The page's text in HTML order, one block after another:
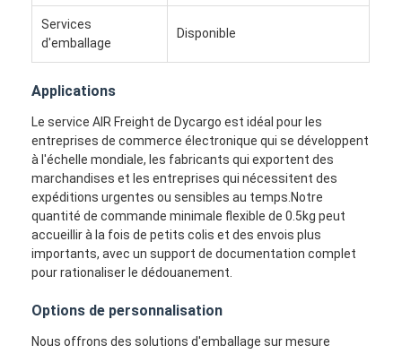
Contrôle de la qualité
Contact
Causez Maintenant
Fret international en avant
Fret aérien en avant
fret maritime
Services
d'emballage
Disponible
Applications
Le service AIR Freight de Dycargo est idéal pour les
entreprises de commerce électronique qui se développent
à l'échelle mondiale, les fabricants qui exportent des
marchandises et les entreprises qui nécessitent des
expéditions urgentes ou sensibles au temps.Notre
quantité de commande minimale flexible de 0.5kg peut
accueillir à la fois de petits colis et des envois plus
importants, avec un support de documentation complet
pour rationaliser le dédouanement.
Options de personnalisation
Nous offrons des solutions d'emballage sur mesure